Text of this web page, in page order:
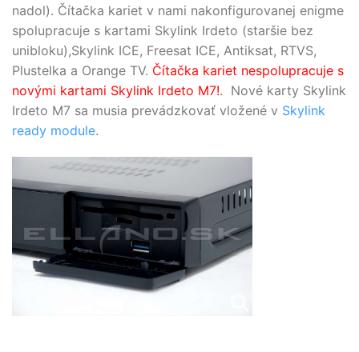
nadol). Čítačka kariet v nami nakonfigurovanej enigme
spolupracuje s kartami Skylink Irdeto (staršie bez
unibloku),Skylink ICE, Freesat ICE, Antiksat, RTVS,
Plustelka a Orange TV. Čítačka kariet nespolupracuje s
novými kartami Skylink Irdeto M7!. Nové karty Skylink
Irdeto M7 sa musia prevádzkovať vložené v Skylink
ready module.